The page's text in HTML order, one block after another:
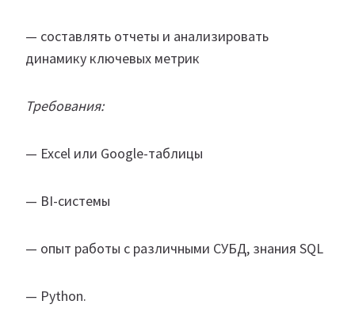
— составлять отчеты и анализировать
динамику ключевых метрик
Требования:
— Excel или Google-таблицы
— BI-системы
— опыт работы с различными СУБД, знания SQL
— Python.